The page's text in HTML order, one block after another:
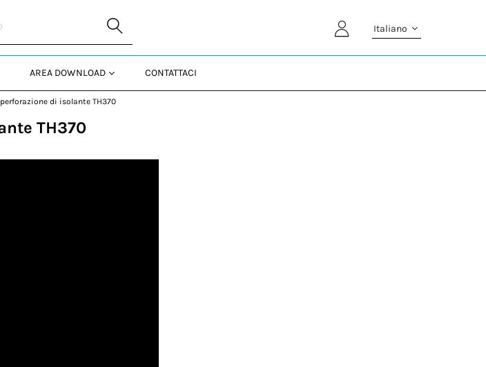
Italiano
AREA DOWNLOAD CONTATTACI
di isolante TH370
TH370